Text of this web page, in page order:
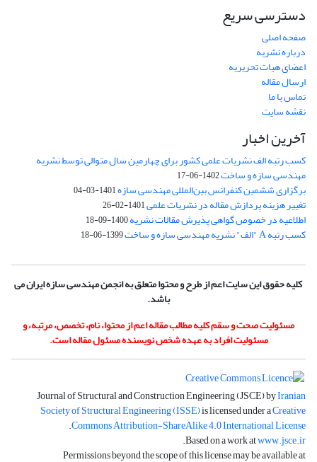
دسترسی سریع
صفحه اصلی
درباره نشریه
اعضای هیات تحریریه
ارسال مقاله
تماس با ما
نقشه سایت
آخرین اخبار
کسب رتبه الف نشریات علمی کشور برای چهارمین سال متوالی توسط نشریه
مهندسی سازه و ساخت1402-06-17
برگزاری ششمین کنفرانس بین‌المللی مهندسی سازه1401-03-04
تغییر هزینه پردازش مقاله در نشریات علمی1401-02-26
اطلاعیه در خصوص گواهی پذیرش مقالات نشریه1400-09-18
کسب رتبه A "الف" نشریه مهندسی سازه و ساخت 1399-06-18
کلیه حقوق این سایت اعم از طرح و محتوا متعلق به انجمن مهندسی سازه ایران می
باشد.
مسئولیت صحت و سقم کلیه مطالب مقاله اعم از محتوا، نام، تخصص، مرتبه، و
مسئولیت افراد به عهده شخص نویسنده مسئول مقاله است.
Journal of Structural and Construction Engineering (JSCE) byIranian
Society of Structural Engineering (ISSE)is licensed under aCreative
Commons Attribution-ShareAlike 4.0 International License
.
Based on a work atwww.jsce.ir
.
Permissions beyond the scope of this license may be available at